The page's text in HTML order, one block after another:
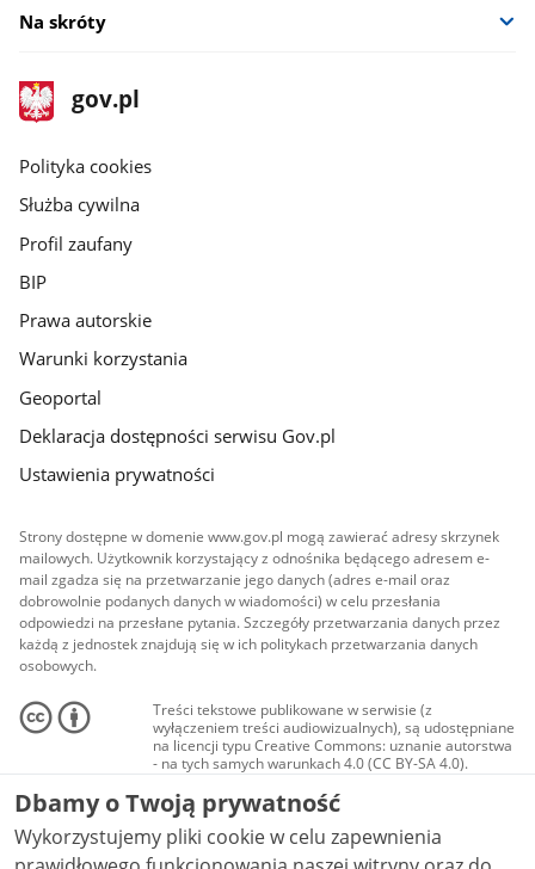
Na skróty
stopka
gov.pl
Strona
gov.pl
gov.pl
Polityka cookies
Służba cywilna
Profil zaufany
BIP
Prawa autorskie
Warunki korzystania
Geoportal
Deklaracja dostępności serwisu Gov.pl
Ustawienia prywatności
Strony dostępne w domenie www.gov.pl mogą zawierać adresy skrzynek
mailowych. Użytkownik korzystający z odnośnika będącego adresem e-
mail zgadza się na przetwarzanie jego danych (adres e-mail oraz
dobrowolnie podanych danych w wiadomości) w celu przesłania
odpowiedzi na przesłane pytania. Szczegóły przetwarzania danych przez
każdą z jednostek znajdują się w ich politykach przetwarzania danych
osobowych.
Treści tekstowe publikowane w serwisie (z
wyłączeniem treści audiowizualnych), są udostępniane
na licencji typu Creative Commons: uznanie autorstwa
- na tych samych warunkach 4.0 (CC BY-SA 4.0).
Materiały audiowizualne, w tym zdjęcia, materiały
audio i wideo, są udostępniane na licencji typu
Creative Commons: uznanie autorstwa użycie
niekomercyjne - bez utworów zależnych 4.0 (CC BY-
NC-ND 4.0), o ile nie jest to stwierdzone inaczej.
Dbamy o Twoją prywatność
Wykorzystujemy pliki cookie w celu zapewnienia